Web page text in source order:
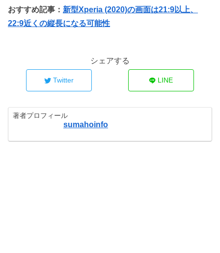
おすすめ記事： 新型Xperia (2020)の画面は21:9以上、
22:9近くの縦長になる可能性
シェアする
Twitter LINE
著者プロフィール
sumahoinfo